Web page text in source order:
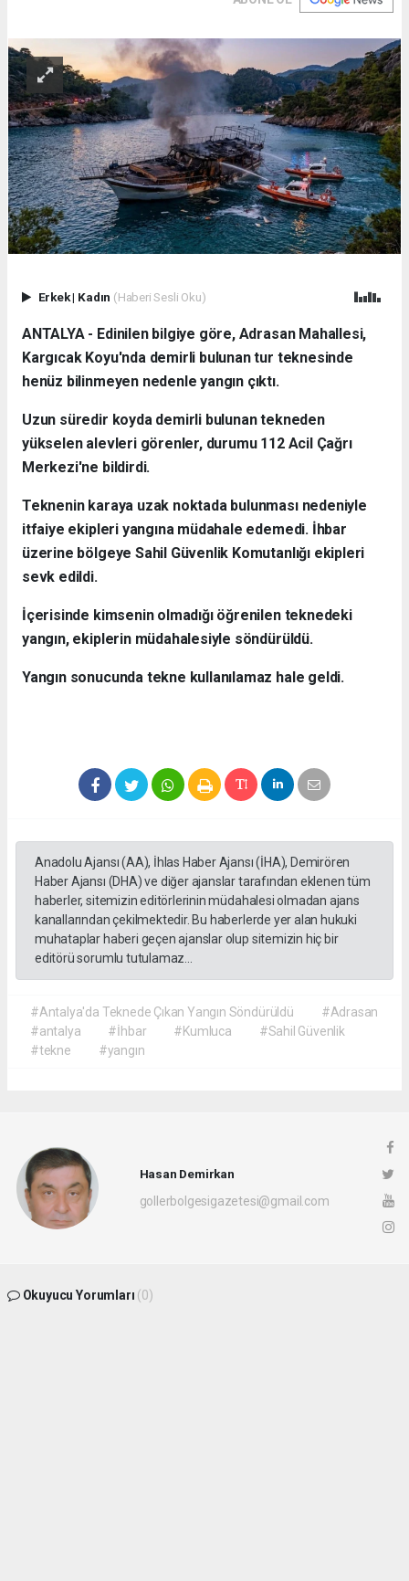
Erkek| Kadın (Haberi Sesli Oku)
ANTALYA - Edinilen bilgiye göre, Adrasan Mahallesi,
Kargıcak Koyu'nda demirli bulunan tur teknesinde
henüz bilinmeyen nedenle yangın çıktı.
Uzun süredir koyda demirli bulunan tekneden
yükselen alevleri görenler, durumu 112 Acil Çağrı
Merkezi'ne bildirdi.
Teknenin karaya uzak noktada bulunması nedeniyle
itfaiye ekipleri yangına müdahale edemedi. İhbar
üzerine bölgeye Sahil Güvenlik Komutanlığı ekipleri
sevk edildi.
İçerisinde kimsenin olmadığı öğrenilen teknedeki
yangın, ekiplerin müdahalesiyle söndürüldü.
Yangın sonucunda tekne kullanılamaz hale geldi.
Anadolu Ajansı (AA), İhlas Haber Ajansı (İHA), Demirören
Haber Ajansı (DHA) ve diğer ajanslar tarafından eklenen tüm
haberler, sitemizin editörlerinin müdahalesi olmadan ajans
kanallarından çekilmektedir. Bu haberlerde yer alan hukuki
muhataplar haberi geçen ajanslar olup sitemizin hiç bir
editörü sorumlu tutulamaz...
#Antalya'da Teknede Çıkan Yangın Söndürüldü
#Adrasan
#antalya
#İhbar #Kumluca
#Sahil Güvenlik
#tekne
#yangın
Hasan Demirkan
gollerbolgesigazetesi@gmail.com
Okuyucu Yorumları (0)